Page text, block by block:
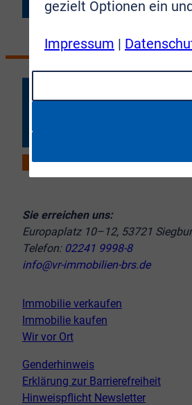
Sie erreichen uns:
Europaplatz 10–12, 53721
Telefon: 02241 9998-8
info@vr-immobilien-brs.de
Immobilie verkaufen
Immobilie kaufen
Wir vor Ort
Genderhinweis
Erklärung zur Barrierefreiheit
Hinweispflicht Newsletter
gezielt Optionen ein
Impressum |